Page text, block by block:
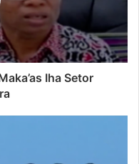
Iha Setor